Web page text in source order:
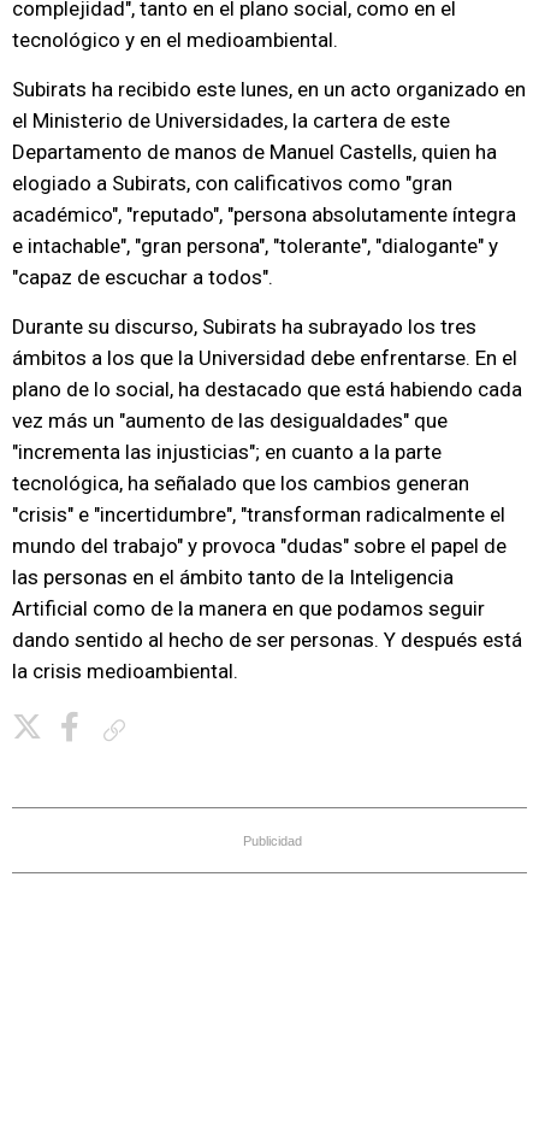
complejidad", tanto en el plano social, como en el
tecnológico y en el medioambiental.
Subirats ha recibido este lunes, en un acto organizado en
el Ministerio de Universidades, la cartera de este
Departamento de manos de Manuel Castells, quien ha
elogiado a Subirats, con calificativos como "gran
académico", "reputado", "persona absolutamente íntegra
e intachable", "gran persona", "tolerante", "dialogante" y
"capaz de escuchar a todos".
Durante su discurso, Subirats ha subrayado los tres
ámbitos a los que la Universidad debe enfrentarse. En el
plano de lo social, ha destacado que está habiendo cada
vez más un "aumento de las desigualdades" que
"incrementa las injusticias"; en cuanto a la parte
tecnológica, ha señalado que los cambios generan
"crisis" e "incertidumbre", "transforman radicalmente el
mundo del trabajo" y provoca "dudas" sobre el papel de
las personas en el ámbito tanto de la Inteligencia
Artificial como de la manera en que podamos seguir
dando sentido al hecho de ser personas. Y después está
la crisis medioambiental.
Publicidad